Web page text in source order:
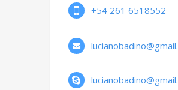
+54 261 6518552